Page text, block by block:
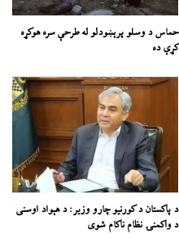
حماس د وسلو پرېښودلو له طرحې سره هوکړه
کړې ده
د پاکستان د کورنیو چارو وزیر: د هېواد اوسنی
د واکمنۍ نظام ناکام شوی